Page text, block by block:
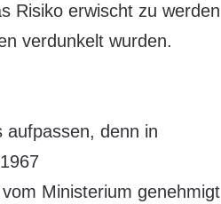
Risiko erwischt zu werden
verdunkelt wurden.
aufpassen, denn in
Ministerium genehmigt